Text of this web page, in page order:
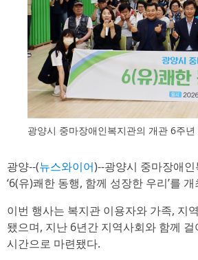
광양시 중마장애인복지관의 개관 6주
광양--(뉴스와이어)--광양시 중마장애
‘6(유)쾌한 동행, 함께 성장한 우리’를
이번 행사는 복지관 이용자와 가족, 지
됐으며, 지난 6년간 지역사회와 함께
시간으로 마련됐다.